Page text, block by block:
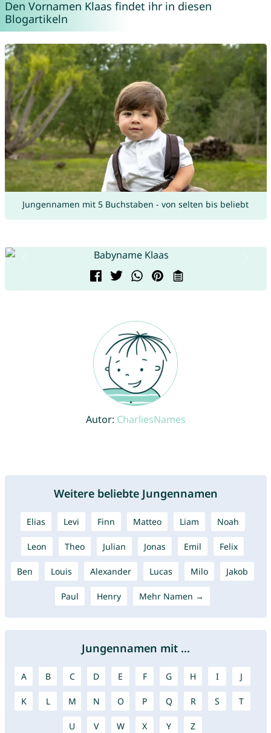
Den Vornamen Klaas findet ihr in diesen
Blogartikeln
Jungennamen mit 5 Buchstaben - von selten bis beliebt
Autor: CharliesNames
Weitere beliebte Jungennamen
Elias Levi Finn Matteo Liam Noah
Leon Theo Julian Jonas Emil Felix
Ben Louis Alexander Lucas Milo Jakob
Paul Henry Mehr Namen →
Jungennamen mit ...
A B C D E F G H I J
K L M N O P Q R S T
U V W X Y Z